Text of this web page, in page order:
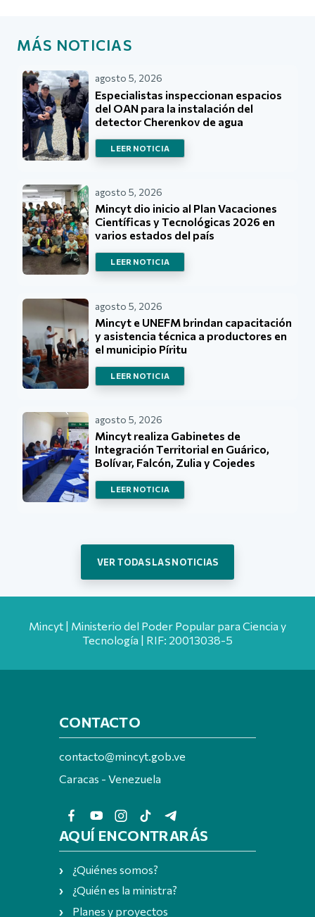
MÁS NOTICIAS
agosto 5, 2026
Especialistas inspeccionan espacios
del OAN para la instalación del
detector Cherenkov de agua
LEER NOTICIA
agosto 5, 2026
Mincyt dio inicio al Plan Vacaciones
Científicas y Tecnológicas 2026 en
varios estados del país
LEER NOTICIA
agosto 5, 2026
Mincyt e UNEFM brindan capacitación
y asistencia técnica a productores en
el municipio Píritu
LEER NOTICIA
agosto 5, 2026
Mincyt realiza Gabinetes de
Integración Territorial en Guárico,
Bolívar, Falcón, Zulia y Cojedes
LEER NOTICIA
VER TODAS LAS NOTICIAS
Mincyt | Ministerio del Poder Popular para Ciencia y
Tecnología | RIF: 20013038-5
CONTACTO
contacto@mincyt.gob.ve
Caracas - Venezuela
AQUÍ ENCONTRARÁS
¿Quiénes somos?
¿Quién es la ministra?
Planes y proyectos